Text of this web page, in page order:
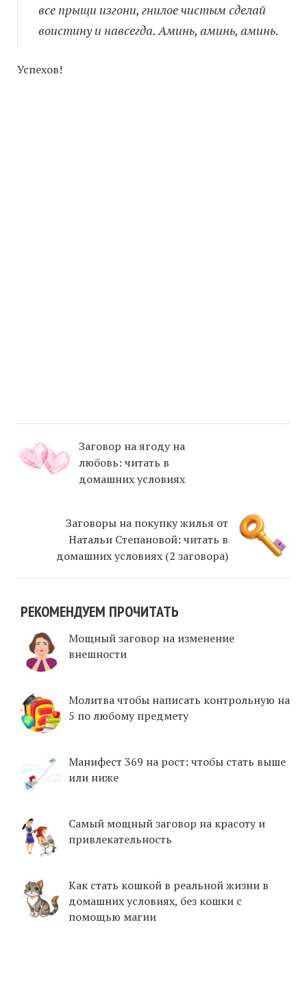
все прыщи изгони, гнилое чистым сделай
воистину и навсегда. Аминь, аминь, аминь.
Успехов!
Заговор на ягоду на
любовь: читать в
домашних условиях
Заговоры на покупку жилья от
Натальи Степановой: читать в
домашних условиях (2 заговора)
РЕКОМЕНДУЕМ ПРОЧИТАТЬ
Мощный заговор на изменение
внешности
Молитва чтобы написать контрольную на
5 по любому предмету
Манифест 369 на рост: чтобы стать выше
или ниже
Самый мощный заговор на красоту и
привлекательность
Как стать кошкой в реальной жизни в
домашних условиях, без кошки с
помощью магии